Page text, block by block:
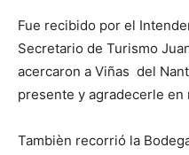
Fue recibido por el
Secretario de Turismo
acercaron a Viñas del
presente y agradecerle
Tambièn recorrió la